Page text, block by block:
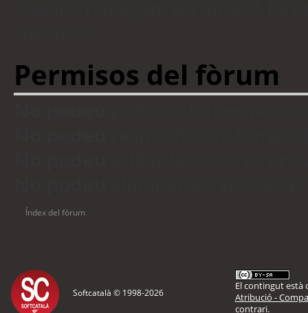
Permisos del fòrum
Índex del fòrum
Softcatalà © 1998-2026
El contingut està
Atribució -
contrari.